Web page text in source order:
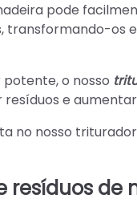
pode
transformando-os
o nosso
resíduos e
no nosso
resíduos de